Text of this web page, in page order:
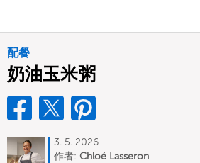
配餐
奶油玉米粥
3. 5. 2026
作者: Chloé Lasseron